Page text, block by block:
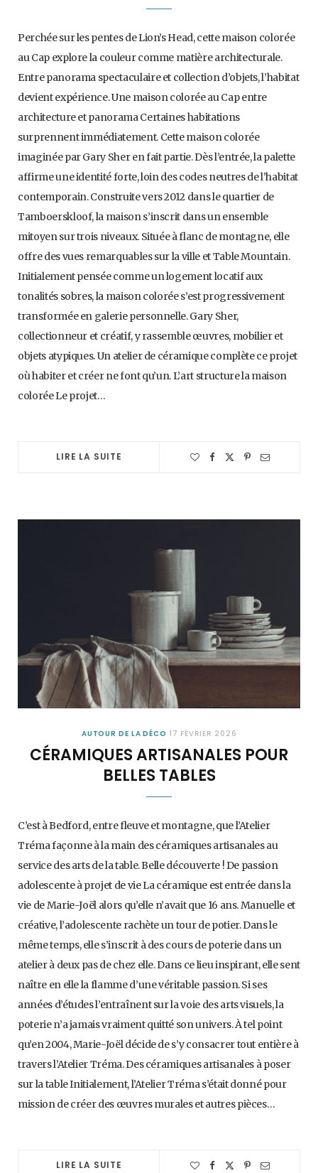
Perchée sur les pentes de Lion’s Head, cette maison colorée
au Cap explore la couleur comme matière architecturale.
Entre panorama spectaculaire et collection d’objets, l’habitat
devient expérience. Une maison colorée au Cap entre
architecture et panorama Certaines habitations
surprennent immédiatement. Cette maison colorée
imaginée par Gary Sher en fait partie. Dès l’entrée, la palette
affirme une identité forte, loin des codes neutres de l’habitat
contemporain. Construite vers 2012 dans le quartier de
Tamboerskloof, la maison s’inscrit dans un ensemble
mitoyen sur trois niveaux. Située à flanc de montagne, elle
offre des vues remarquables sur la ville et Table Mountain.
Initialement pensée comme un logement locatif aux
tonalités sobres, la maison colorée s’est progressivement
transformée en galerie personnelle. Gary Sher,
collectionneur et créatif, y rassemble œuvres, mobilier et
objets atypiques. Un atelier de céramique complète ce projet
où habiter et créer ne font qu’un. L’art structure la maison
colorée Le projet…
LIRE LA SUITE
AUTOUR DE LA DÉCO 17 FÉVRIER 2026
CÉRAMIQUES ARTISANALES POUR
BELLES TABLES
C’est à Bedford, entre fleuve et montagne, que l’Atelier
Tréma façonne à la main des céramiques artisanales au
service des arts de la table. Belle découverte ! De passion
adolescente à projet de vie La céramique est entrée dans la
vie de Marie-Joël alors qu’elle n’avait que 16 ans. Manuelle et
créative, l’adolescente rachète un tour de potier. Dans le
même temps, elle s’inscrit à des cours de poterie dans un
atelier à deux pas de chez elle. Dans ce lieu inspirant, elle sent
naître en elle la flamme d’une véritable passion. Si ses
années d’études l’entraînent sur la voie des arts visuels, la
poterie n’a jamais vraiment quitté son univers. À tel point
qu’en 2004, Marie-Joël décide de s’y consacrer tout entière à
travers l’Atelier Tréma. Des céramiques artisanales à poser
sur la table Initialement, l’Atelier Tréma s’était donné pour
mission de créer des œuvres murales et autres pièces…
LIRE LA SUITE